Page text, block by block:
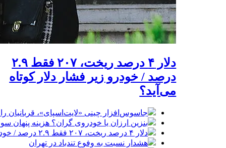
دلار ۴ درصد ریخت، ۲۰۷ فقط ۲.۹
درصد / خودرو زیر فشار دلار کوتاه
می‌آید؟
جاسوس‌افزار چینی «لایت‌اسپای»، قربانیان را در ۱۳ کشور ازجمله آمریکا
بنزین ارزان یا خودروی گران؟ هزینه
دلار ۴ درصد ریخت، ۲۰۷ فقط ۲.۹ درصد / خودرو زیر فشار دلار کوتاه می‌آید؟
هشدار نسبت به وفوع تندباد در تهران